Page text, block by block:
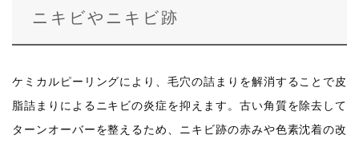
ニキビやニキビ跡
ケミカルピーリングにより、毛穴の詰まりを解消することで皮
脂詰まりによるニキビの炎症を抑えます。古い角質を除去して
ターンオーバーを整えるため、ニキビ跡の赤みや色素沈着の改